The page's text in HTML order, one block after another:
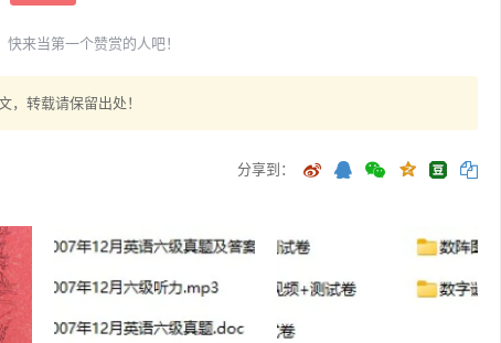
来当第一个赞赏的人吧！
，转载请保留出处！
分享到：